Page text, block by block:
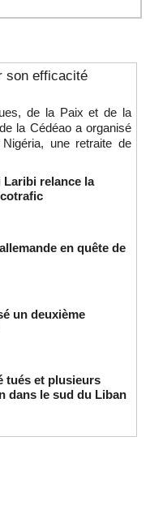
son efficacité
de la Paix et de la
la Cédéao a organisé
une retraite de
Laribi relance la
en quête de
un deuxième
tués et plusieurs
dans le sud du Liban